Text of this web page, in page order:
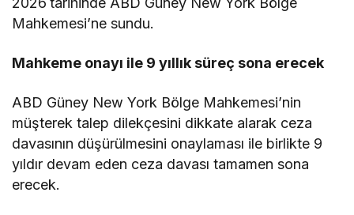
Mahkemesi’ne sundu.
Mahkeme onayı ile 9 yıllık süreç sona erecek
ABD Güney New York Bölge Mahkemesi’nin
müşterek talep dilekçesini dikkate alarak ceza
davasının düşürülmesini onaylaması ile birlikte 9
yıldır devam eden ceza davası tamamen sona
erecek.